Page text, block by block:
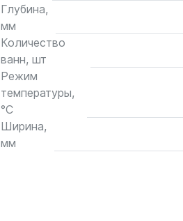
Глубина,
мм
Количество
ванн, шт
Режим
температуры,
°С
Ширина,
мм